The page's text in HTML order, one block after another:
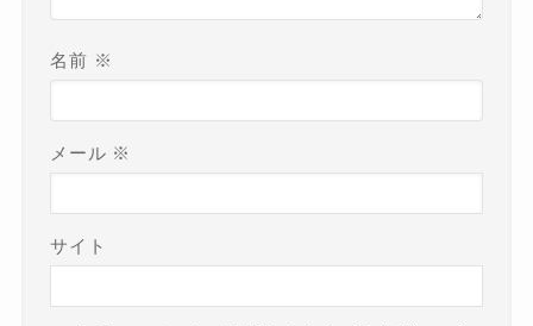
名前 ※
メール ※
サイト